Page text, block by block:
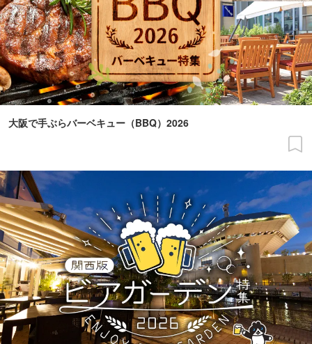
大阪で手ぶらバーベキュー（BBQ）2026